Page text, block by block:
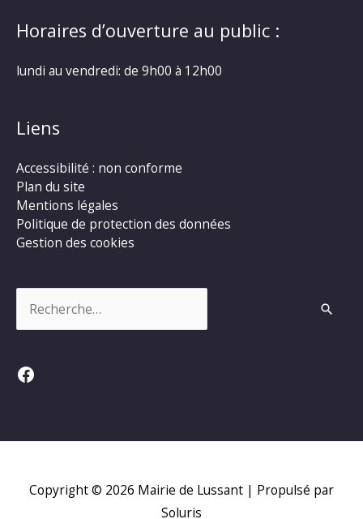
Horaires d’ouverture au public :
lundi au vendredi: de 9h00 à 12h00
Liens
Accessibilité : non conforme
Plan du site
Mentions légales
Politique de protection des données
Gestion des cookies
Facebook
Copyright © 2026 Mairie de Lussant | Propulsé par
Soluris